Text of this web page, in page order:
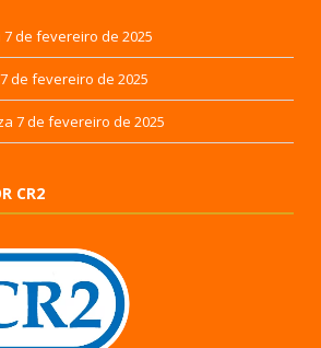
7 de fevereiro de 2025
7 de fevereiro de 2025
7 de fevereiro de 2025
CR2